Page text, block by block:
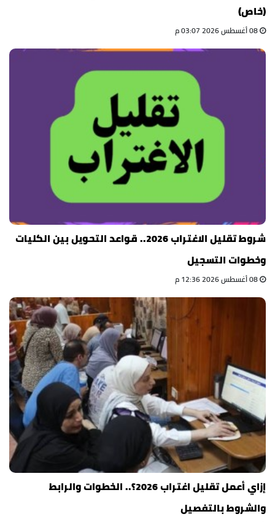
(خاص)
شروط تقليل الاغتراب 2026.. قواعد التحويل بين الكليات
وخطوات التسجيل
إزاي أعمل تقليل اغتراب 2026؟.. الخطوات والرابط
والشروط بالتفصيل